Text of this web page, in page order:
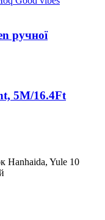
ручної
5M/16.4Ft
Hanhaida, Yule 10